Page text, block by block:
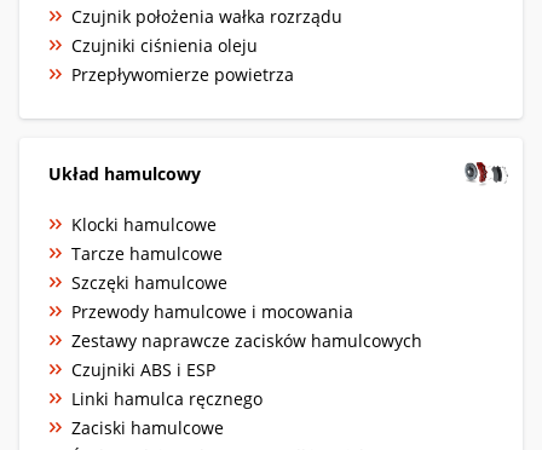
Czujnik położenia wałka rozrządu
Czujniki ciśnienia oleju
Przepływomierze powietrza
Układ hamulcowy
Klocki hamulcowe
Tarcze hamulcowe
Szczęki hamulcowe
Przewody hamulcowe i mocowania
Zestawy naprawcze zacisków hamulcowych
Czujniki ABS i ESP
Linki hamulca ręcznego
Zaciski hamulcowe